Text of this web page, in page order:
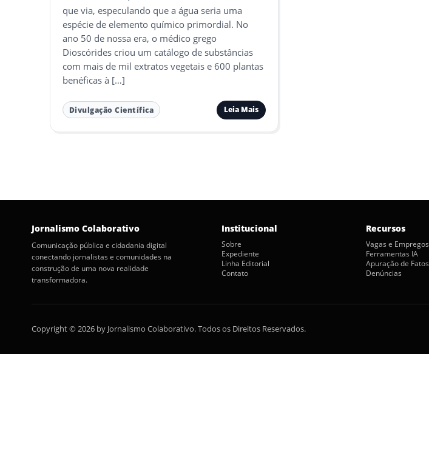
que via, especulando que a água seria uma
espécie de elemento químico primordial. No
ano 50 de nossa era, o médico grego
Dioscórides criou um catálogo de substâncias
com mais de mil extratos vegetais e 600 plantas
benéficas à […]
Divulgação Científica Leia Mais
Jornalismo Colaborativo
Comunicação pública e cidadania digital
conectando jornalistas e comunidades na
construção de uma nova realidade
transformadora.
Institucional
Sobre
Expediente
Linha Editorial
Contato
Recursos
Vagas e Empregos
Ferramentas IA
Apuração de Fatos
Denúncias
Copyright © 2026 by Jornalismo Colaborativo. Todos os Direitos Reservados.